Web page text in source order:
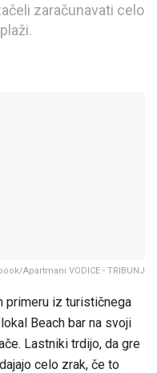
zaračunavati celo
Apartmani VODICE - TRIBUNJ
primeru iz turističnega
Beach bar na svoji
Lastniki trdijo, da gre
celo zrak, če to